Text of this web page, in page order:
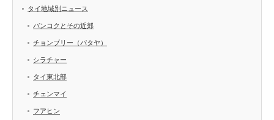
タイ地域別ニュース
バンコクとその近郊
チョンブリー（パタヤ）
シラチャー
タイ東北部
チェンマイ
フアヒン